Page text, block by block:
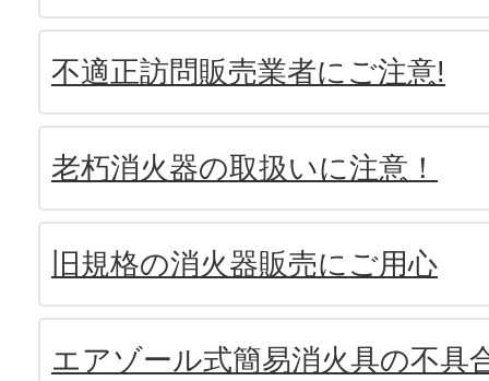
不適正訪問販売業者にご注意!
老朽消火器の取扱いに注意！
旧規格の消火器販売にご用心
エアゾール式簡易消火具の不具